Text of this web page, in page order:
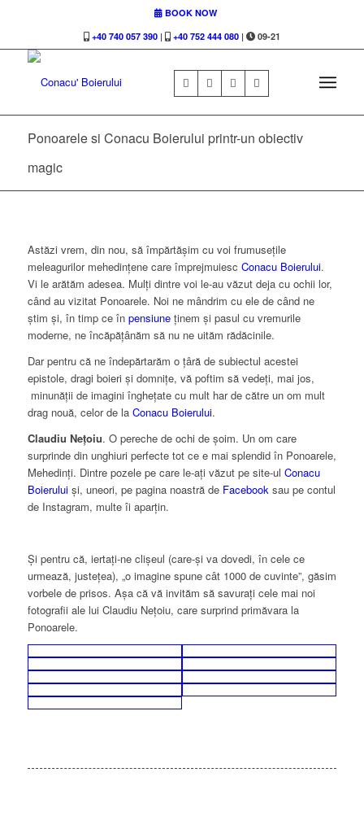
BOOK NOW
+40 740 057 390| +40 752 444 080| 09-21
Ponoarele si Conacu Boierului printr-un obiectiv
magic
Astăzi vrem, din nou, să împărtășim cu voi frumusețile
meleagurilor mehedințene care împrejmuiesc Conacu Boierului.
Vi le arătăm adesea. Mulți dintre voi le-au văzut deja cu ochii lor,
când au vizitat Ponoarele. Noi ne mândrim cu ele de când ne
știm și, în timp ce în pensiuneținem și pasul cu vremurile
moderne, ne încăpățânăm să nu ne uităm rădăcinile.
Dar pentru că ne îndepărtarăm o țâră de subiectul acestei
epistole, dragi boieri și domnițe, vă poftim să vedeți, mai jos,
minunății de imagini înghețate cu mult har de către un om mult
drag nouă, celor de la Conacu Boierului.
Claudiu Nețoiu. O pereche de ochi de șoim. Un om care
surprinde din unghiuri perfecte tot ce e mai splendid în Ponoarele,
Mehedinți. Dintre pozele pe care le-ați văzut pe site-ul Conacu
Boieruluiși, uneori, pe pagina noastră de Facebooksau pe contul
de Instagram, multe îi aparțin.
Și pentru că, iertați-ne clișeul (care-și va dovedi, în cele ce
urmează, justețea), „o imagine spune cât 1000 de cuvinte”, găsim
vorbele de prisos. Așa că vă invităm să savurați cele mai noi
fotografii ale lui Claudiu Nețoiu, care surprind primăvara la
Ponoarele.